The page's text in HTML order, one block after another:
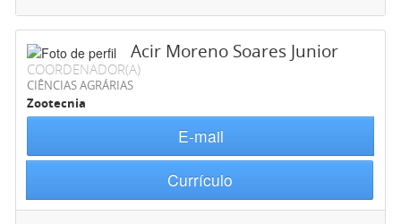
Acir Moreno Soares Junior
COORDENADOR(A)
CIÊNCIAS AGRÁRIAS
Zootecnia
E-mail
Currículo